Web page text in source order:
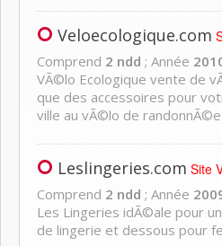
Veloecologique.com
Comprend 2 ndd ; Année
VÃ©lo Ecologique vente de
que des accessoires pour
ville au vÃ©lo de
Leslingeries.com Site
Comprend 2 ndd ; Année
Les Lingeries idÃ©ale pour
de lingerie et dessous pour